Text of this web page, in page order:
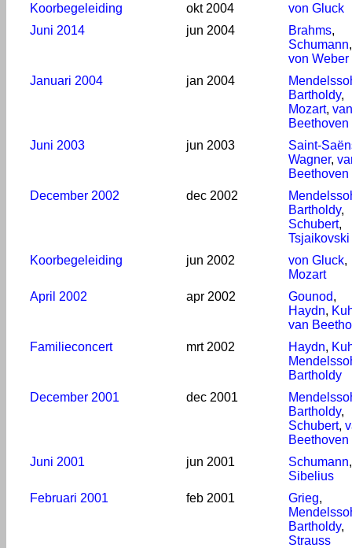
Koorbegeleiding
okt 2004
von Gluck
Juni 2014
jun 2004 Brahms,
Schumann,
von Weber
Januari 2004
jan 2004
Bartholdy,
Mozart, van
Beethoven
Juni 2003
jun 2003
Saint-
Wagner,
Beethoven
December 2002
dec 2002
Bartholdy,
Schubert,
Tsjaikovski
Koorbegeleiding
jun 2002 von Gluck,
Mozart
April 2002
apr 2002 Gounod,
Haydn,
van
Familieconcert
mrt 2002 Haydn,
Bartholdy
December 2001
dec 2001
Bartholdy,
Schubert,
Beethoven
Juni 2001
jun 2001 Schumann,
Sibelius
Februari 2001
feb 2001 Grieg,
Bartholdy,
Strauss